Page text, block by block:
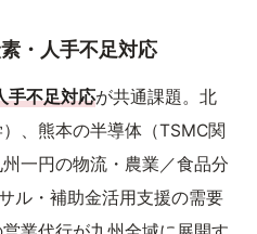
・人手不足対応
手不足対応が共通課題。北
、熊本の半導体（TSMC関
一円の物流・農業／食品分
ル・補助金活用支援の需要